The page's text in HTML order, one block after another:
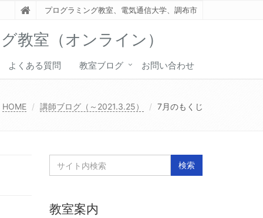
プログラミング教室、電気通信大学、調布市
教室（オンライン）
よくある質問 教室ブログ お問い合わせ
HOME 講師ブログ（～2021.3.25） 7月のもくじ
教室案内